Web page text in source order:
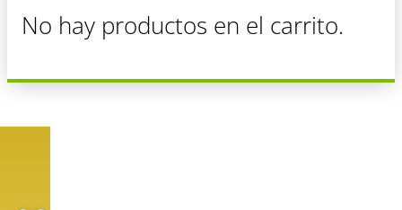
No hay productos en el carrito.